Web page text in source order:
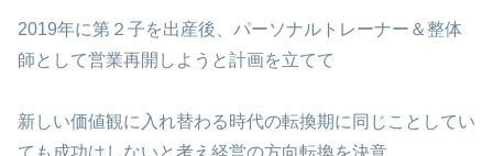
2019年に第２子を出産後、パーソナルトレーナー＆整体
師として営業再開しようと計画を立てて
新しい価値観に入れ替わる時代の転換期に同じことしてい